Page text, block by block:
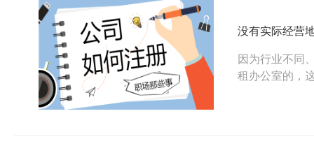
没有实际经营
因为行业不同
租办公室的，